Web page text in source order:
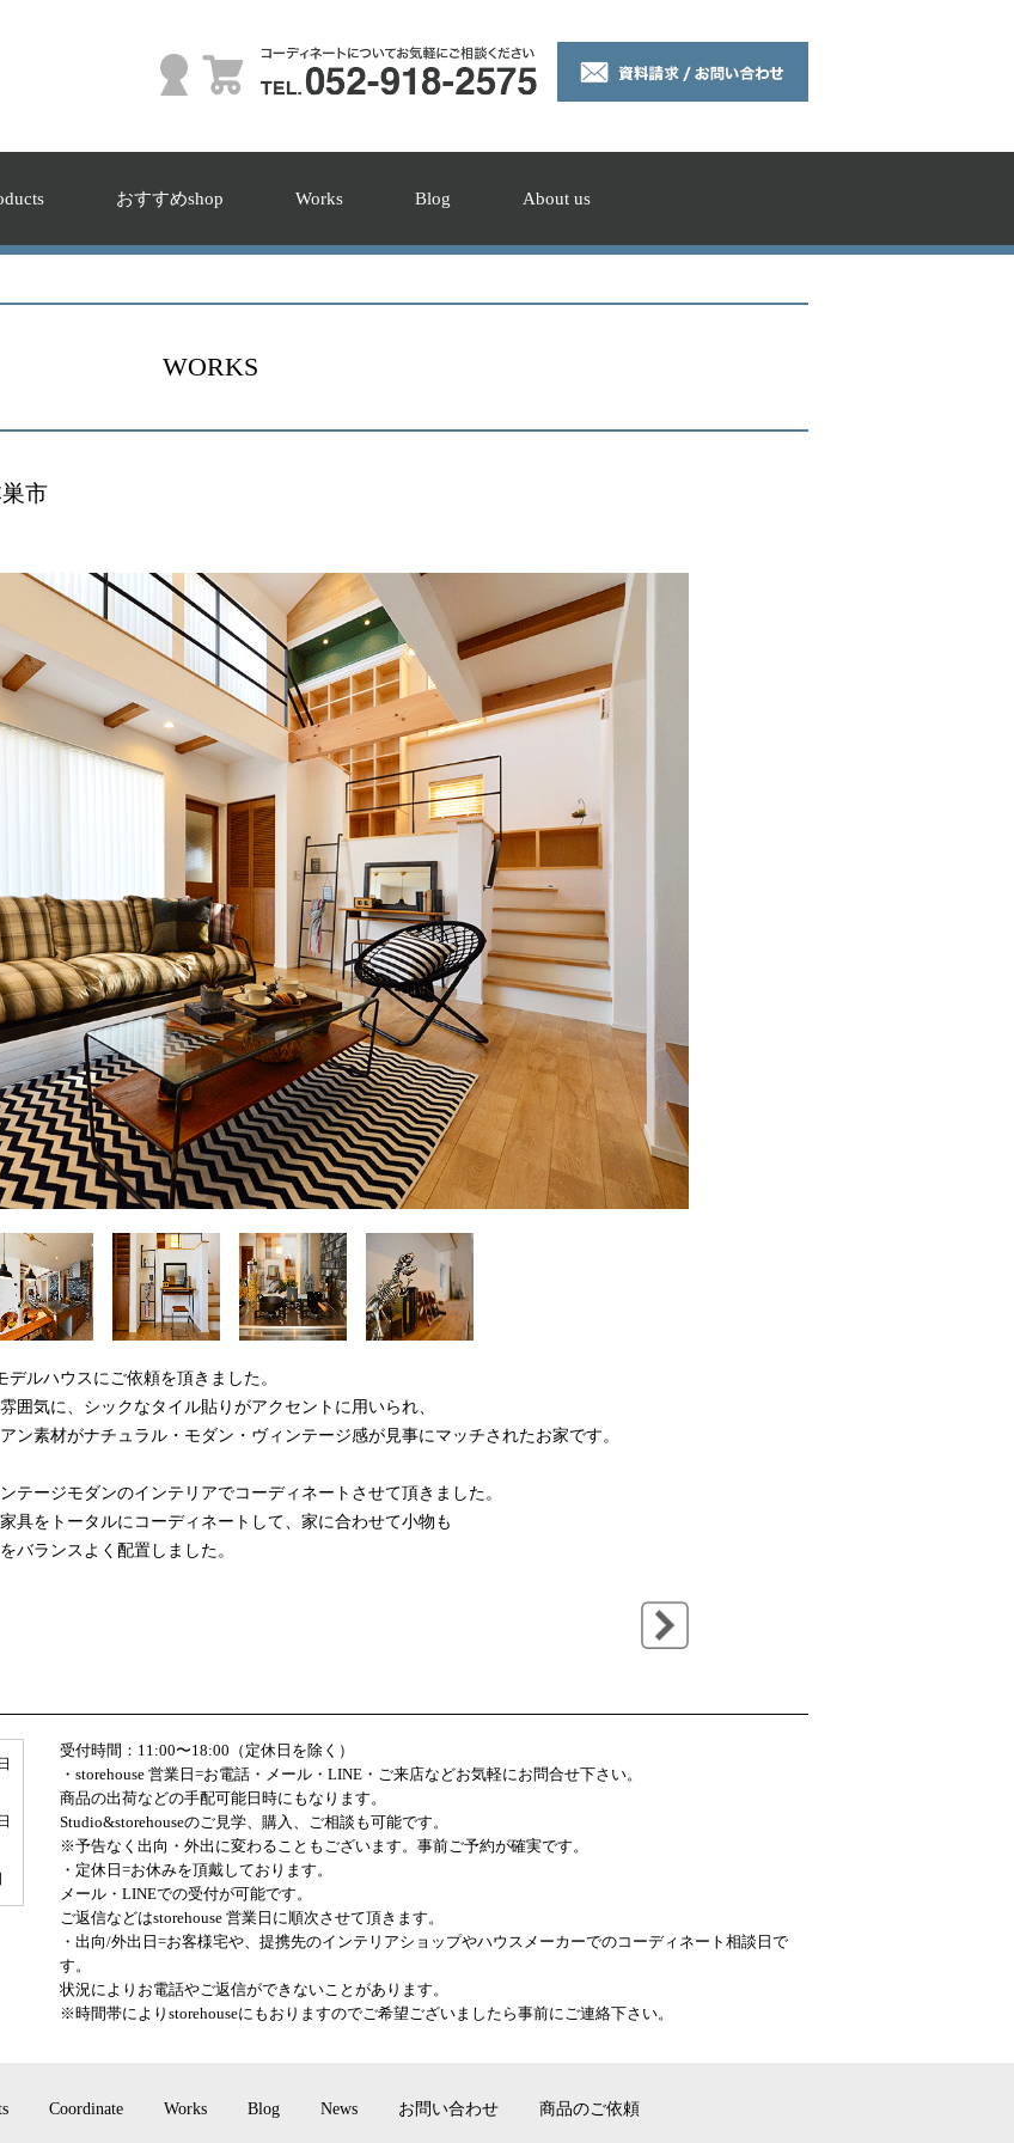
おすすめshop Works Blog About us
WORKS
市
ルハウスにご依頼を頂きました。
囲気に、シックなタイル貼りがアクセントに用いられ、
ン素材がナチュラル・モダン・ヴィンテージ感が見事にマッチされたお家です。
テージモダンのインテリアでコーディネートさせて頂きました。
具をトータルにコーディネートして、家に合わせて小物も
バランスよく配置しました。
受付時間：11:00〜18:00（定休日を除く）
・storehouse 営業日=お電話・メール・LINE・ご来店などお気軽にお問合せ下さい。
商品の出荷などの手配可能日時にもなります。
Studio&storehouseのご見学、購入、ご相談も可能です。
※予告なく出向・外出に変わることもございます。事前ご予約が確実です。
・定休日=お休みを頂戴しております。
メール・LINEでの受付が可能です。
ご返信などはstorehouse 営業日に順次させて頂きます。
・出向/外出日=お客様宅や、提携先のインテリアショップやハウスメーカーでのコーディネート相談日で
す。
状況によりお電話やご返信ができないことがあります。
※時間帯によりstorehouseにもおりますのでご希望ございましたら事前にご連絡下さい。
Coordinate Works Blog News お問い合わせ 商品のご依頼